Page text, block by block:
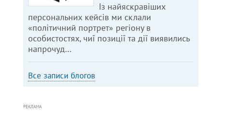
Із найяскравіших
персональних кейсів ми склали
«політичний портрет» регіону в
особистостях, чиї позиції та дії виявились
напрочуд…
Все записи блогов
РЕКЛАМА